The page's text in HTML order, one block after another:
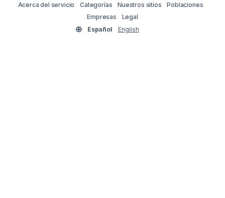
Acerca del servicio
Categorías Nuestros sitios
Poblaciones
Empresas
Legal
Español
English